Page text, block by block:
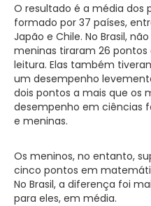
O resultado é a média dos
formado por 37 países,
Japão e Chile. No Brasil,
meninas tiraram 26
leitura. Elas também
um desempenho
dois pontos a mais que os
desempenho em ciências
e meninas.
Os meninos, no entanto,
cinco pontos em
No Brasil, a diferença foi
para eles, em média.